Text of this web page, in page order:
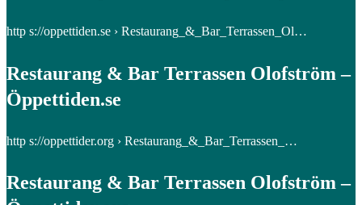
http s://oppettiden.se › Restaurang_&_Bar_Terrassen_Ol…
Restaurang & Bar Terrassen Olofström –
Öppettiden.se
http s://oppettider.org › Restaurang_&_Bar_Terrassen_…
Restaurang & Bar Terrassen Olofström –